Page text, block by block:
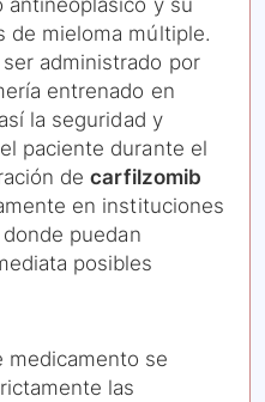
antineoplásico y su
de mieloma múltiple.
administrado por
entrenado en
la seguridad y
paciente durante el
decarfilzomib
en instituciones
puedan
posibles
medicamento se
las